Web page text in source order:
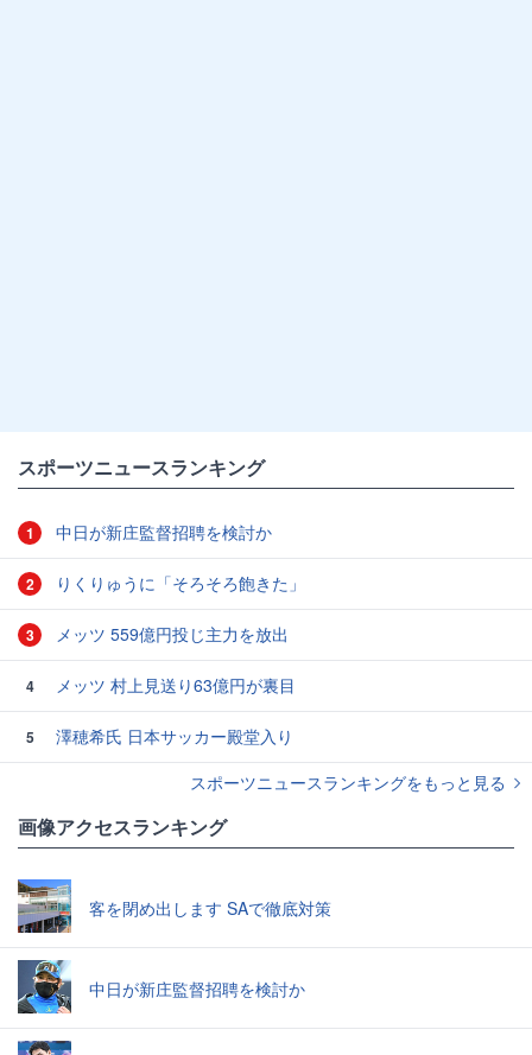
スポーツニュースランキング
1 中日が新庄監督招聘を検討か
2 りくりゅうに「そろそろ飽きた」
3 メッツ 559億円投じ主力を放出
4 メッツ 村上見送り63億円が裏目
5
澤穂希氏 日本サッカー殿堂入り
スポーツニュースランキングをもっと見る
画像アクセスランキング
客を閉め出します SAで徹底対策
中日が新庄監督招聘を検討か